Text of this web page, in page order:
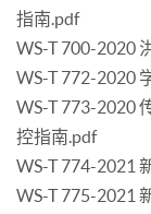
指南.pdf
WS-T 700-2020
WS-T 772-2020
WS-T 773-2020
控指南.pdf
WS-T 774-2021
WS-T 775-2021